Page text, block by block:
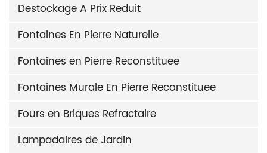
Destockage A Prix Reduit
Fontaines En Pierre Naturelle
Fontaines en Pierre Reconstituee
Fontaines Murale En Pierre Reconstituee
Fours en Briques Refractaire
Lampadaires de Jardin